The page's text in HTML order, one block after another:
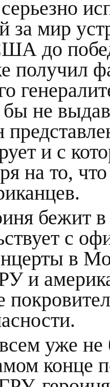
за мир
до
получил
не
и с
на то,
бежит
с
в
и
уже не
конце